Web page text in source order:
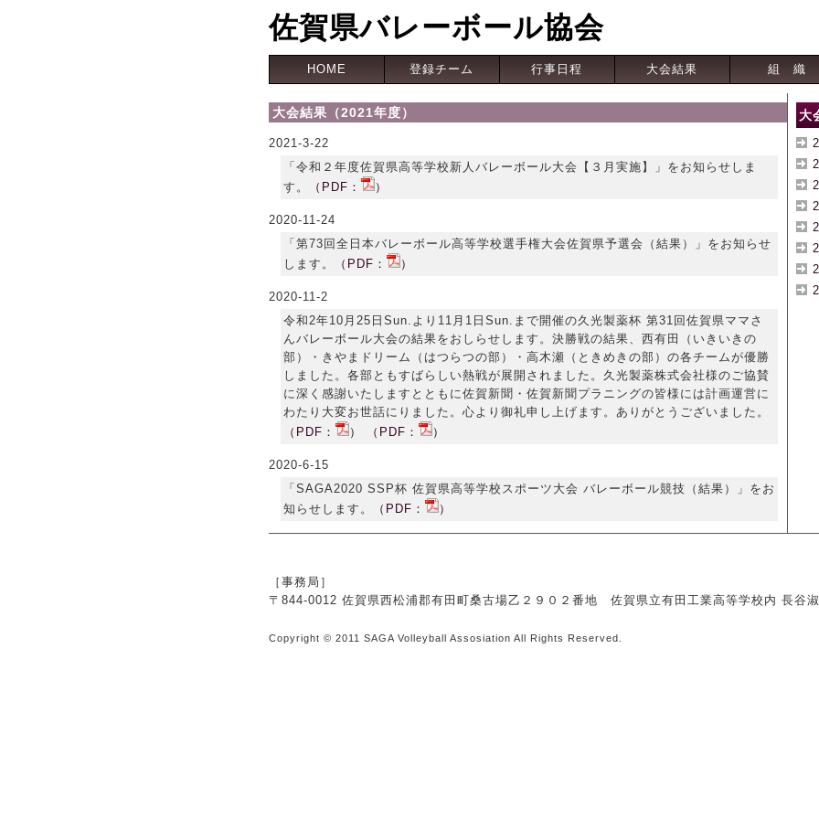
佐賀県バレーボール協会
HOME 登録チーム 行事日程 大会結果 組 織
大会結果（2021年度）
2021-3-22
「令和２年度佐賀県高等学校新人バレーボール大会【３月実施】」をお知らせしま
す。
（PDF： ）
2020-11-24
「第73回全日本バレーボール高等学校選手権大会佐賀県予選会（結果）」をお知らせ
します。
（PDF： ）
2020-11-2
令和2年10月25日Sun.より11月1日Sun.まで開催の久光製薬杯 第31回佐賀県ママさ
んバレーボール大会の結果をおしらせします。決勝戦の結果、西有田（いきいきの
部）・きやまドリーム（はつらつの部）・高木瀬（ときめきの部）の各チームが優勝
しました。各部ともすばらしい熱戦が展開されました。久光製薬株式会社様のご協賛
に深く感謝いたしますとともに佐賀新聞・佐賀新聞プラニングの皆様には計画運営に
わたり大変お世話にりました。心より御礼申し上げます。ありがとうございました。
（PDF：
） （PDF： ）
2020-6-15
「SAGA2020 SSP杯 佐賀県高等学校スポーツ大会 バレーボール競技（結果）」をお
知らせします。
（PDF： ）
大
［事務局］
〒844-0012 佐賀県西松浦郡有田町桑古場乙２９０２番地 佐賀県立有田工業高等学校内 長谷
Copyright © 2011 SAGA Volleyball Assosiation All Rights Reserved.